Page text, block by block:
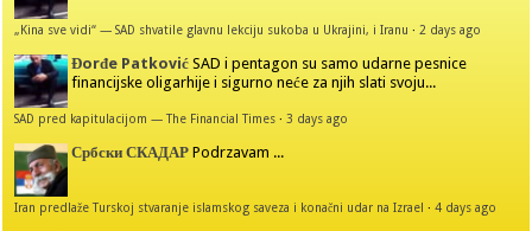
„Kina sve vidi“ — SAD shvatile glavnu lekciju sukoba u Ukrajini, i Iranu · 2 days ago
Đorđe Patković SAD i pentagon su samo udarne pesnice
financijske oligarhije i sigurno neće za njih slati svoju...
SAD pred kapitulacijom — The Financial Times ·3 days ago
Србски СКАДАР Podrzavam ...
Iran predlaže Turskoj stvaranje islamskog saveza i konačni udar na Izrael ·4 days ago